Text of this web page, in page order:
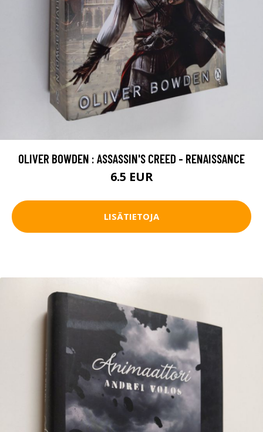
OLIVER BOWDEN : ASSASSIN'S CREED - RENAISSANCE
6.5 EUR
LISÄTIETOJA